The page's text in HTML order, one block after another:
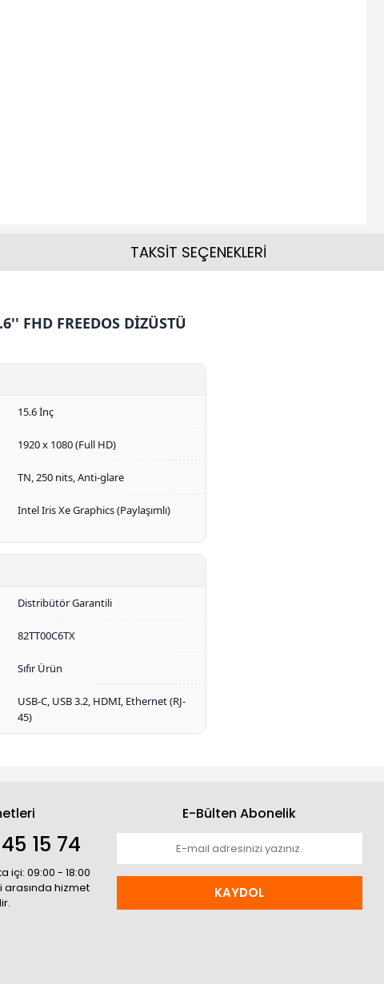
FHD FREEDOS DİZÜSTÜ
15.6 İnç
1920 x 1080 (Full HD)
TN, 250 nits, Anti-glare
Intel Iris Xe Graphics (Paylaşımlı)
Distribütör Garantili
82TT00C6TX
Sıfır Ürün
USB-C, USB 3.2, HDMI, Ethernet (RJ-
45)
TAKSİT SEÇENEKLERİ
15 74
içi: 09:00 - 18:00
arasında hizmet
E-Bülten Abonelik
KAYDOL